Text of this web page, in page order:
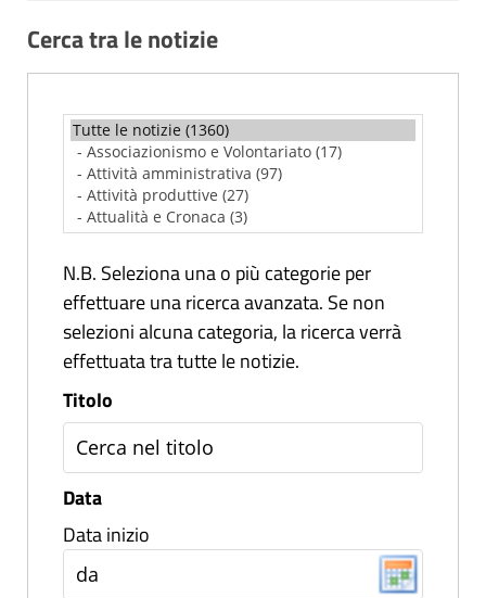
Cerca tra le notizie
N.B. Seleziona una o più categorie per
effettuare una ricerca avanzata. Se non
selezioni alcuna categoria, la ricerca verrà
effettuata tra tutte le notizie.
Titolo
Data
Data inizio